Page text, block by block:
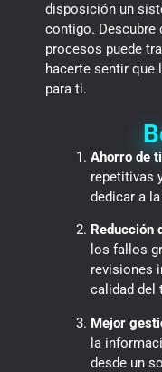
disposición un
contigo. Descubre
procesos puede
hacerte sentir que
para ti.
Ahorro de
repetitivas
dedicar a
Reducción
los fallos
revisiones
calidad del
Mejor
la
desde un